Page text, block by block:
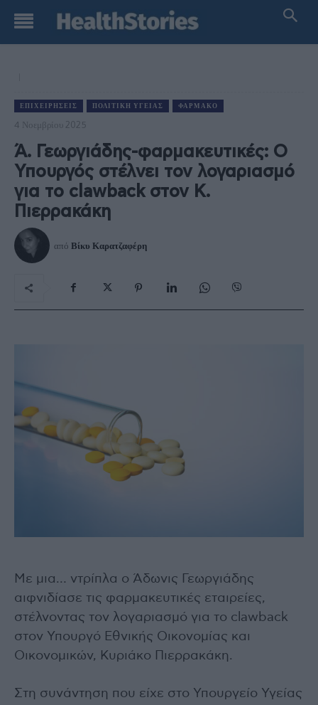
ΕΠΙΧΕΙΡΉΣΕΙΣ ΠΟΛΙΤΙΚΉ ΥΓΕΊΑΣ ΦΆΡΜΑΚΟ
4 Νοεμβρίου 2025
Ά. Γεωργιάδης-φαρμακευτικές: Ο
Υπουργός στέλνει τον λογαριασμό
για το clawback στον Κ.
Πιερρακάκη
από Βίκυ Καρατζαφέρη
Με μια… ντρίπλα ο Άδωνις Γεωργιάδης
αιφνιδίασε τις φαρμακευτικές εταιρείες,
στέλνοντας τον λογαριασμό για το clawback
στον Υπουργό Εθνικής Οικονομίας και
Οικονομικών, Κυριάκο Πιερρακάκη.
Στη συνάντηση που είχε στο Υπουργείο Υγείας